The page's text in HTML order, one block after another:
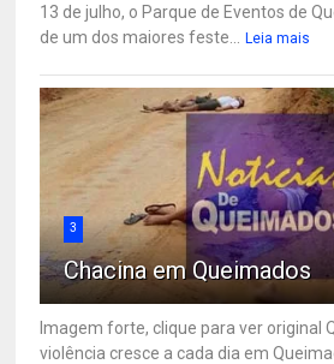
13 de julho, o Parque de Eventos de
de um dos maiores feste...
Leia mais
3
Chacina em Queimados
Imagem forte, clique para ver original
violência cresce a cada dia em